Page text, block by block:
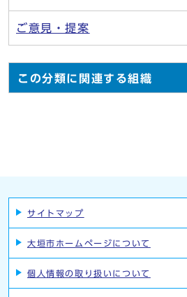
ご意見・提案
この分類に関連する組織
サイトマップ
大垣市ホームページについて
個人情報の取り扱いについて